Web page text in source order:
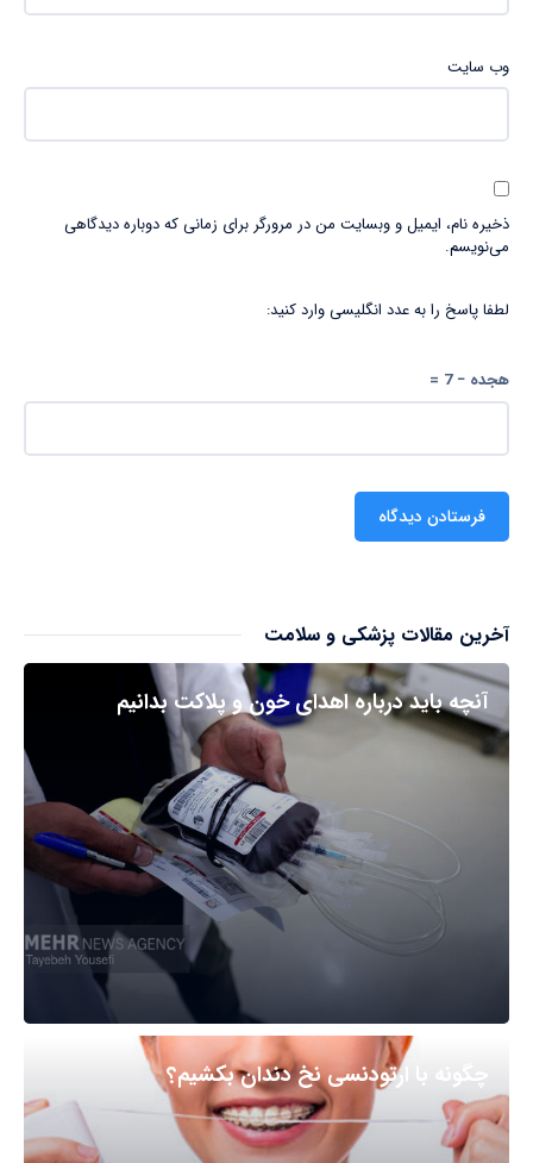
وب‌ سایت
ذخیره نام، ایمیل و وبسایت من در مرورگر برای زمانی که دوباره دیدگاهی
می‌نویسم.
لطفا پاسخ را به عدد انگلیسی وارد کنید:
هجده − 7 =
آخرین مقالات پزشکی و سلامت
آنچه باید درباره اهدای خون و پلاکت بدانیم
چگونه با ارتودنسی نخ دندان بکشیم؟